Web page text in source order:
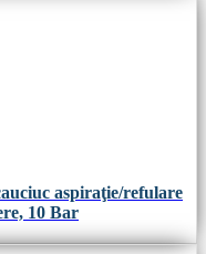
aspiraţie/refulare
10 Bar